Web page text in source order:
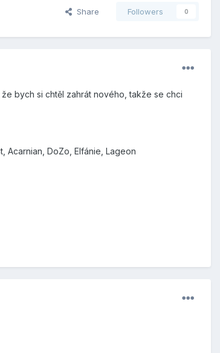
Share Followers 0
bych si chtěl zahrát nového, takže se chci
Acarnian, DoZo, Elfánie, Lageon